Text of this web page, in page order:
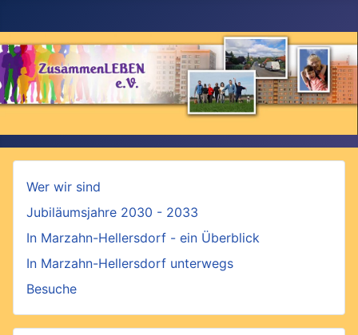
Wer wir sind
Jubiläumsjahre 2030 - 2033
In Marzahn-Hellersdorf - ein Überblick
In Marzahn-Hellersdorf unterwegs
Besuche